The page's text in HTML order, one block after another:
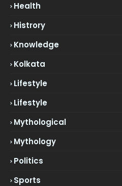
Health
Histrory
Knowledge
Kolkata
Lifestyle
Lifestyle
Mythological
Mythology
Politics
Sports